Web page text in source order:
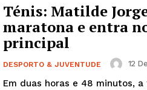
Ténis: Matilde
maratona e entra
principal
DESPORTO & JUVENTUDE 12
Em duas horas e 48 minutos,